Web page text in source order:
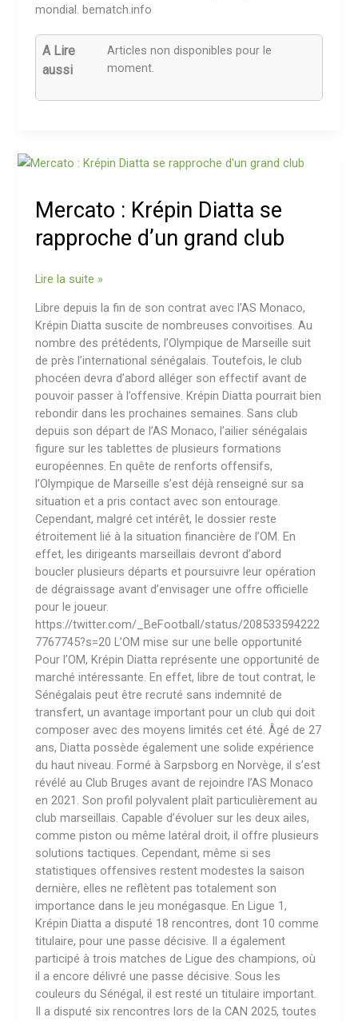
mondial. bematch.info
A Lire
aussi
Articles non disponibles pour le
moment.
Mercato : Krépin Diatta se
rapproche d’un grand club
Mercato
Diatta
se
rapproche
grand
club
Lire la suite »
Libre depuis la fin de son contrat avec l’AS Monaco,
Krépin Diatta suscite de nombreuses convoitises. Au
nombre des prétédents, l’Olympique de Marseille suit
de près l’international sénégalais. Toutefois, le club
phocéen devra d’abord alléger son effectif avant de
pouvoir passer à l’offensive. Krépin Diatta pourrait bien
rebondir dans les prochaines semaines. Sans club
depuis son départ de l’AS Monaco, l’ailier sénégalais
figure sur les tablettes de plusieurs formations
européennes. En quête de renforts offensifs,
l’Olympique de Marseille s’est déjà renseigné sur sa
situation et a pris contact avec son entourage.
Cependant, malgré cet intérêt, le dossier reste
étroitement lié à la situation financière de l’OM. En
effet, les dirigeants marseillais devront d’abord
boucler plusieurs départs et poursuivre leur opération
de dégraissage avant d’envisager une offre officielle
pour le joueur.
https://twitter.com/_BeFootball/status/208533594222
7767745?s=20 L’OM mise sur une belle opportunité
Pour l’OM, Krépin Diatta représente une opportunité de
marché intéressante. En effet, libre de tout contrat, le
Sénégalais peut être recruté sans indemnité de
transfert, un avantage important pour un club qui doit
composer avec des moyens limités cet été. Âgé de 27
ans, Diatta possède également une solide expérience
du haut niveau. Formé à Sarpsborg en Norvège, il s’est
révélé au Club Bruges avant de rejoindre l’AS Monaco
en 2021. Son profil polyvalent plaît particulièrement au
club marseillais. Capable d’évoluer sur les deux ailes,
comme piston ou même latéral droit, il offre plusieurs
solutions tactiques. Cependant, même si ses
statistiques offensives restent modestes la saison
dernière, elles ne reflètent pas totalement son
importance dans le jeu monégasque. En Ligue 1,
Krépin Diatta a disputé 18 rencontres, dont 10 comme
titulaire, pour une passe décisive. Il a également
participé à trois matches de Ligue des champions, où
il a encore délivré une passe décisive. Sous les
couleurs du Sénégal, il est resté un titulaire important.
Il a disputé six rencontres lors de la CAN 2025, toutes